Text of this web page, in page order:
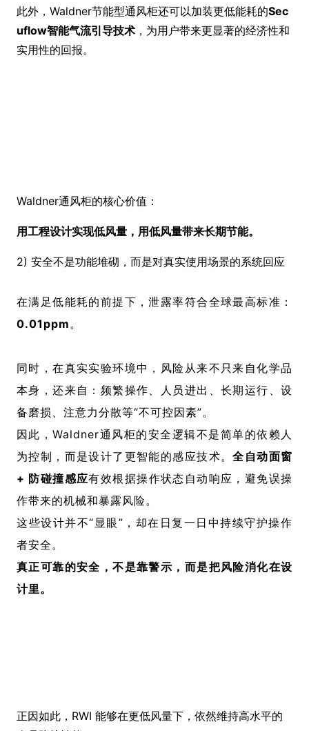
此外， Waldner节能型通风柜还可以加装更低能耗的Sec
uflow智能气流引导技术 ，为用户带来更显著的经济性和
实用性的回报。
Waldner通风柜的核心价值：
用工程设计实现低风量，用低风量带来长期节能。
2) 安全不是功能堆砌，而是对真实使用场景的系统回应
在满足低能耗的前提下，泄露率符合全球最高标准：
0.01ppm 。
同时，在真实实验环境中，风险从来不只来自化学品
本身，还来自：频繁操作、人员进出、长期运行、设
备磨损、注意力分散等“不可控因素”。
因此，Waldner通风柜的安全逻辑不是简单的依赖人
为控制，而是设计了更智能的感应技术。全自动面窗
+ 防碰撞感应有效根据操作状态自动响应，避免误操
作带来的机械和暴露风险。
这些设计并不“显眼”，却在日复一日中持续守护操作
者安全。
真正可靠的安全，不是靠警示，而是把风险消化在设
计里。
正因如此，RWI 能够在更低风量下，依然维持高水平的